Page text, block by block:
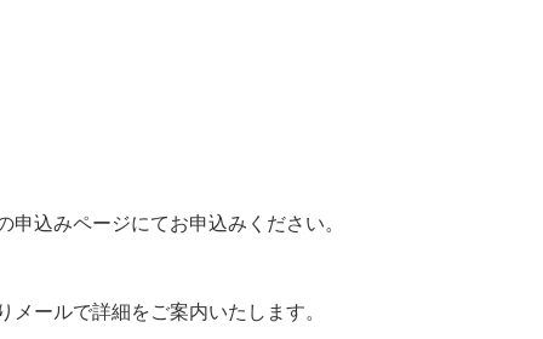
込みページにてお申込みください。
ールで詳細をご案内いたします。